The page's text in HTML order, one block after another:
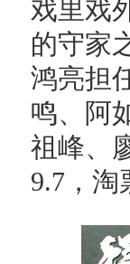
戏里戏
的守家
鸿亮担
鸣、阿
祖峰、
9.7，淘